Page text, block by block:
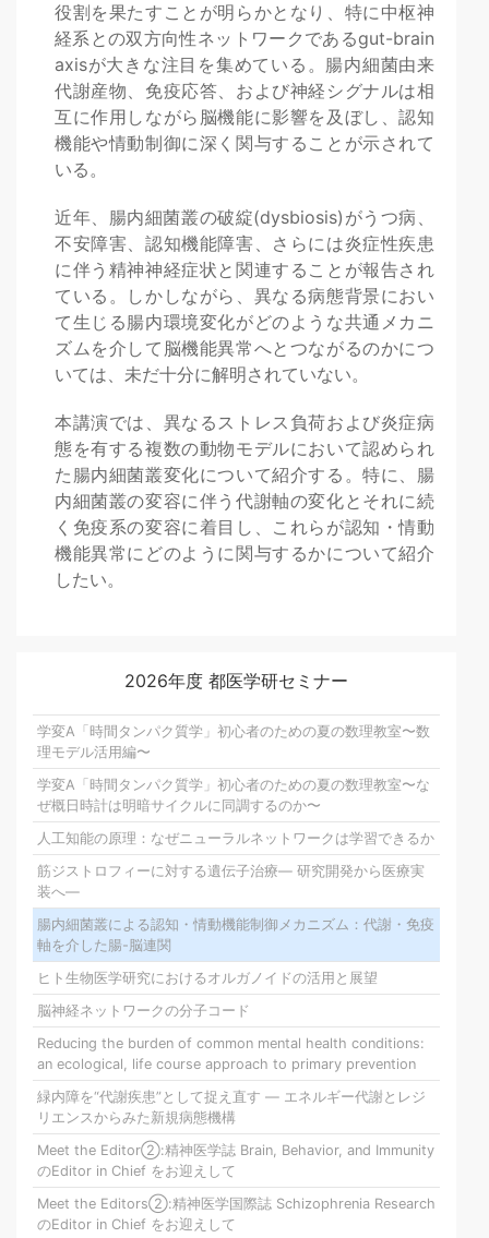
役割を果たすことが明らかとなり、特に中枢神
経系との双方向性ネットワークであるgut-brain
axisが大きな注目を集めている。腸内細菌由来
代謝産物、免疫応答、および神経シグナルは相
互に作用しながら脳機能に影響を及ぼし、認知
機能や情動制御に深く関与することが示されて
いる。
近年、腸内細菌叢の破綻(dysbiosis)がうつ病、
不安障害、認知機能障害、さらには炎症性疾患
に伴う精神神経症状と関連することが報告され
ている。しかしながら、異なる病態背景におい
て生じる腸内環境変化がどのような共通メカニ
ズムを介して脳機能異常へとつながるのかにつ
いては、未だ十分に解明されていない。
本講演では、異なるストレス負荷および炎症病
態を有する複数の動物モデルにおいて認められ
た腸内細菌叢変化について紹介する。特に、腸
内細菌叢の変容に伴う代謝軸の変化とそれに続
く免疫系の変容に着目し、これらが認知・情動
機能異常にどのように関与するかについて紹介
したい。
2026年度 都医学研セミナー
学変A「時間タンパク質学」初心者のための夏の数理教室〜数
理モデル活用編〜
学変A「時間タンパク質学」初心者のための夏の数理教室〜な
ぜ概日時計は明暗サイクルに同調するのか〜
人工知能の原理：なぜニューラルネットワークは学習できるか
筋ジストロフィーに対する遺伝子治療― 研究開発から医療実
装へ―
腸内細菌叢による認知・情動機能制御メカニズム：代謝・免疫
軸を介した腸-脳連関
ヒト生物医学研究におけるオルガノイドの活用と展望
脳神経ネットワークの分子コード
Reducing the burden of common mental health conditions:
an ecological, life course approach to primary prevention
緑内障を“代謝疾患”として捉え直す ― エネルギー代謝とレジ
リエンスからみた新規病態機構
Meet the Editor②:精神医学誌 Brain, Behavior, and Immunity
のEditor in Chief をお迎えして
Meet the Editors②:精神医学国際誌 Schizophrenia Research
のEditor in Chief をお迎えして